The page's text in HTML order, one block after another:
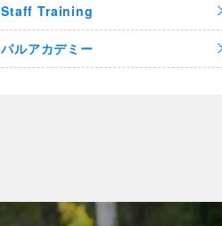
Staff Training
パルアカデミー